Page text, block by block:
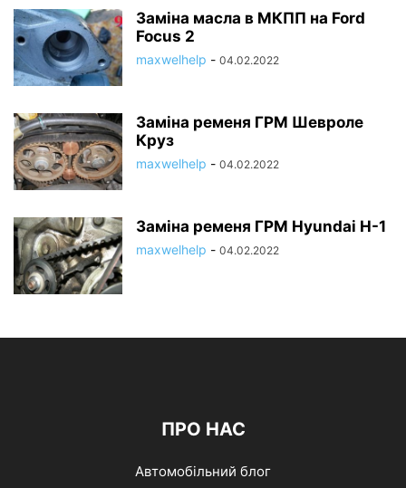
Заміна масла в МКПП на Ford
Focus 2
maxwelhelp - 04.02.2022
Заміна ременя ГРМ Шевроле
Круз
maxwelhelp - 04.02.2022
Заміна ременя ГРМ Hyundai H-1
maxwelhelp - 04.02.2022
ПРО НАС
Автомобільний блог